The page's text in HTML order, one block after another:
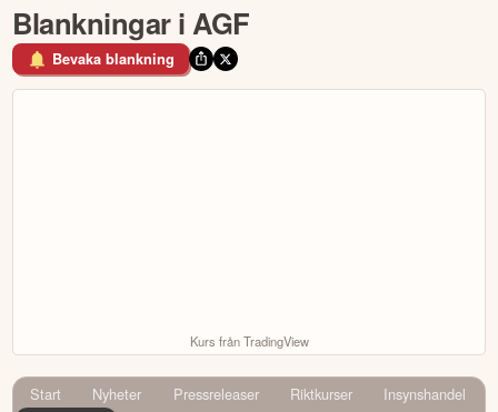
Blankningar i AGF
Bevaka blankning
Kurs från TradingView
Start Nyheter Pressreleaser Riktkurser
Insynshandel